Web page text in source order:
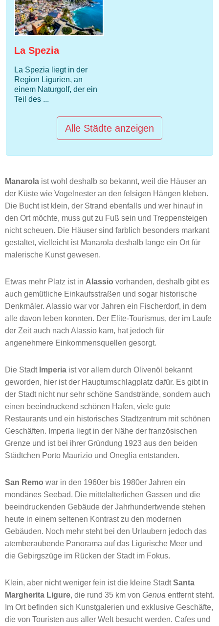
La Spezia
La Spezia liegt in der
Region Ligurien, an
einem Naturgolf, der ein
Teil des ...
Alle Städte anzeigen
Manarola ist wohl deshalb so bekannt, weil die Häuser an
der Küste wie Vogelnester an den felsigen Hängen kleben.
Die Bucht ist klein, der Strand ebenfalls und wer hinauf in
den Ort möchte, muss gut zu Fuß sein und Treppensteigen
nicht scheuen. Die Häuser sind farblich besonders markant
gestaltet, vielleicht ist Manarola deshalb lange ein Ort für
malerische Kunst gewesen.
Etwas mehr Platz ist in Alassio vorhanden, deshalb gibt es
auch gemütliche Einkaufsstraßen und sogar historische
Denkmäler. Alassio war vor Jahren ein Fischerdorf, in dem
alle davon leben konnten. Der Elite-Tourismus, der im Laufe
der Zeit auch nach Alassio kam, hat jedoch für
angenehmere Einkommensquellen gesorgt.
Die Stadt Imperia ist vor allem durch Olivenöl bekannt
geworden, hier ist der Hauptumschlagplatz dafür. Es gibt in
der Stadt nicht nur sehr schöne Sandstrände, sondern auch
einen beeindruckend schönen Hafen, viele gute
Restaurants und ein historisches Stadtzentrum mit schönen
Geschäften. Imperia liegt in der Nähe der französischen
Grenze und ist bei ihrer Gründung 1923 aus den beiden
Städtchen Porto Maurizio und Oneglia entstanden.
San Remo war in den 1960er bis 1980er Jahren ein
mondänes Seebad. Die mittelalterlichen Gassen und die
beeindruckenden Gebäude der Jahrhundertwende stehen
heute in einem seltenen Kontrast zu den modernen
Gebäuden. Noch mehr steht bei den Urlaubern jedoch das
atemberaubende Panorama auf das Ligurische Meer und
die Gebirgszüge im Rücken der Stadt im Fokus.
Klein, aber nicht weniger fein ist die kleine StadtSanta
Margherita Ligure, die rund 35 km von Genua entfernt steht.
Im Ort befinden sich Kunstgalerien und exklusive Geschäfte,
die von Touristen aus aller Welt besucht werden. Cafes und